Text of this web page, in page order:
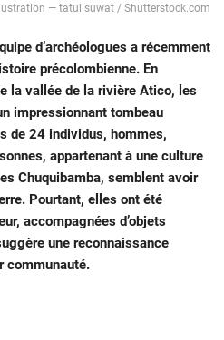
— tatui suwat / Shutterstock.com
d’archéologues a récemment
précolombienne. En
la vallée de la rivière Atico, les
impressionnant tombeau
de 24 individus, hommes,
appartenant à une culture
Chuquibamba, semblent avoir
Pourtant, elles ont été
accompagnées d’objets
une reconnaissance
communauté.